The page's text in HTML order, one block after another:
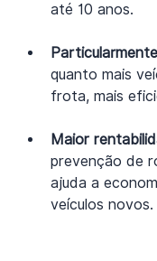
até 10 anos.
quanto mais
frota, mais
Maior
prevenção de
ajuda a
veículos novos.